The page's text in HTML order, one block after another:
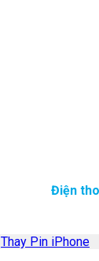
Điện
Thay Pin iPhone